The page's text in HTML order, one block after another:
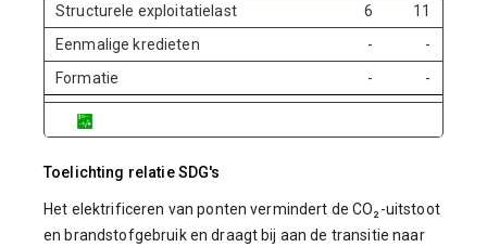
Structurele exploitatielast
6 11
Eenmalige kredieten
- -
Formatie
- -
Toelichting relatie SDG's
Het elektrificeren van ponten vermindert de CO₂-uitstoot
en brandstofgebruik en draagt bij aan de transitie naar